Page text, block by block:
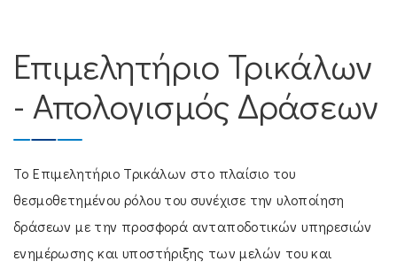
Επιμελητήριο Τρικάλων
- Απολογισμός Δράσεων
To Επιμελητήριο Τρικάλων στο πλαίσιο του
θεσμοθετημένου ρόλου του συνέχισε την υλοποίηση
δράσεων με την προσφορά ανταποδοτικών υπηρεσιών
ενημέρωσης και υποστήριξης των μελών του και